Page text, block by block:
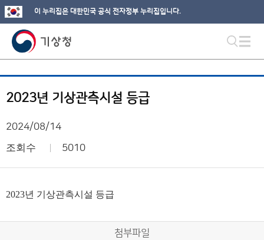
이 누리집은 대한민국 공식 전자정부 누리집입니다.
2023년 기상관측시설 등급
2024/08/14
조회수 5010
2023년 기상관측시설 등급
첨부파일